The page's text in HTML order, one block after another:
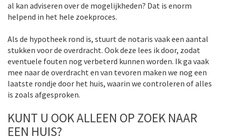
al kan adviseren over de mogelijkheden? Dat is enorm
helpend in het hele zoekproces.
Als de hypotheek rond is, stuurt de notaris vaak een aantal
stukken voor de overdracht. Ook deze lees ik door, zodat
eventuele fouten nog verbeterd kunnen worden. Ik ga vaak
mee naar de overdracht en van tevoren maken we nog een
laatste rondje door het huis, waarin we controleren of alles
is zoals afgesproken.
KUNT U OOK ALLEEN OP ZOEK NAAR
EEN HUIS?